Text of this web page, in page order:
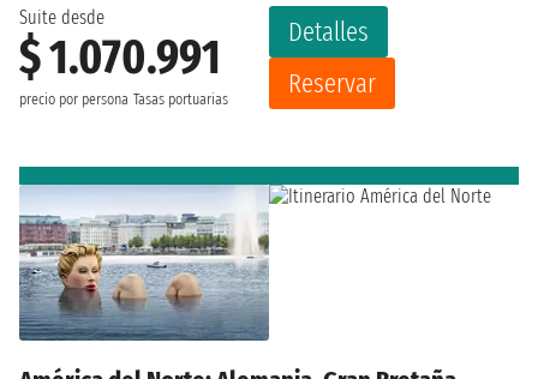
Suite desde
$ 1.070.991
precio por persona Tasas portuarias
Detalles
Reservar